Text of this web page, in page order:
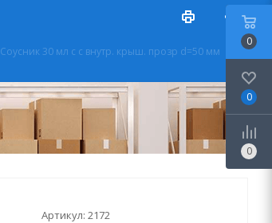
Соусник 30 мл с с внутр. крыш. прозр d=50 мм
Артикул: 2172
0
0
0